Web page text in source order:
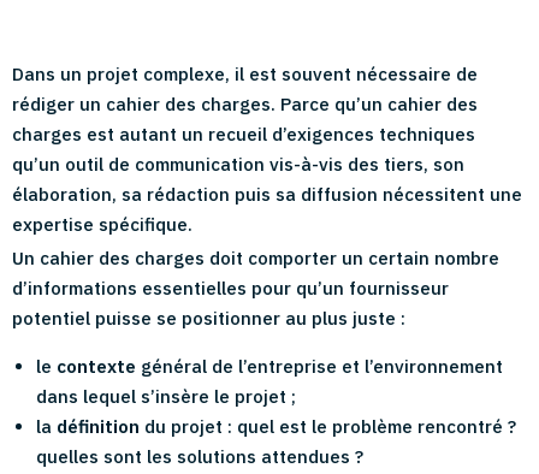
Dans un projet complexe, il est souvent nécessaire de
rédiger un cahier des charges. Parce qu’un cahier des
charges est autant un recueil d’exigences techniques
qu’un outil de communication vis-à-vis des tiers, son
élaboration, sa rédaction puis sa diffusion nécessitent une
expertise spécifique.
Un cahier des charges doit comporter un certain nombre
d’informations essentielles pour qu’un fournisseur
potentiel puisse se positionner au plus juste :
le contexte général de l’entreprise et l’environnement
dans lequel s’insère le projet ;
la définition du projet : quel est le problème rencontré ?
quelles sont les solutions attendues ?